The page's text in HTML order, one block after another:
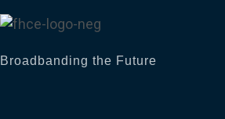
Broadbanding the Future